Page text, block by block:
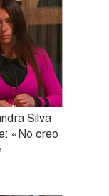
Silva
«No creo